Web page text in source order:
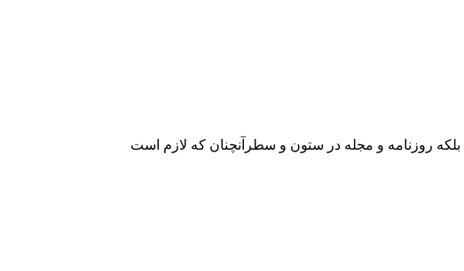
روزنامه و مجله در ستون و سطرآنچنان که لازم است